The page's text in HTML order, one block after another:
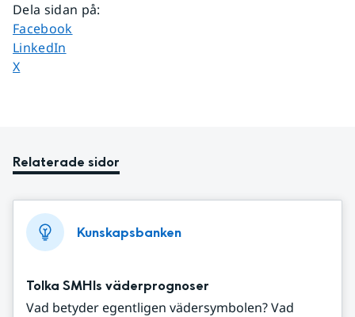
Dela sidan på:
Dela sidan på
Facebook
Dela sidan på
LinkedIn
Dela sidan på
X
Relaterade sidor
Kunskapsbanken
Tolka SMHIs väderprognoser
Vad betyder egentligen vädersymbolen? Vad